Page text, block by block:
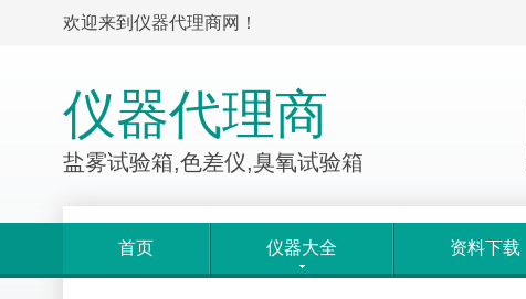
欢迎来到仪器代理商网！
仪器代理商
盐雾试验箱,色差仪,臭氧试验箱
首页 仪器大全 资料下载